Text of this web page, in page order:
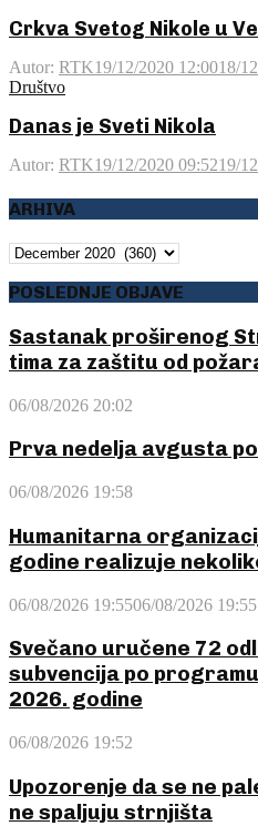
Crkva Svetog Nikole u
Autor: RTK19/12/2020 12:0018/
Društvo
Danas je Sveti Nikola
Autor: RTK19/12/2020 09:5219/
ARHIVA
ARHIVA
POSLEDNJE OBJAVE
Sastanak proširenog
tima za zaštitu od
06/08/2026 20:02
Prva nedelja avgusta
06/08/2026 19:58
Humanitarna
godine realizuje
06/08/2026 19:5506/08/2026 19:55
Svečano uručene 72
subvencija po
2026. godine
06/08/2026 19:52
Upozorenje da se ne
ne spaljuju strnjišta